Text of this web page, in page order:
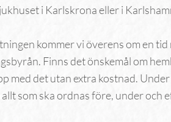
i Karlskrona eller i
kommer vi överens om en
Finns det önskemål om
med det utan extra kostnad.
som ska ordnas före, under och